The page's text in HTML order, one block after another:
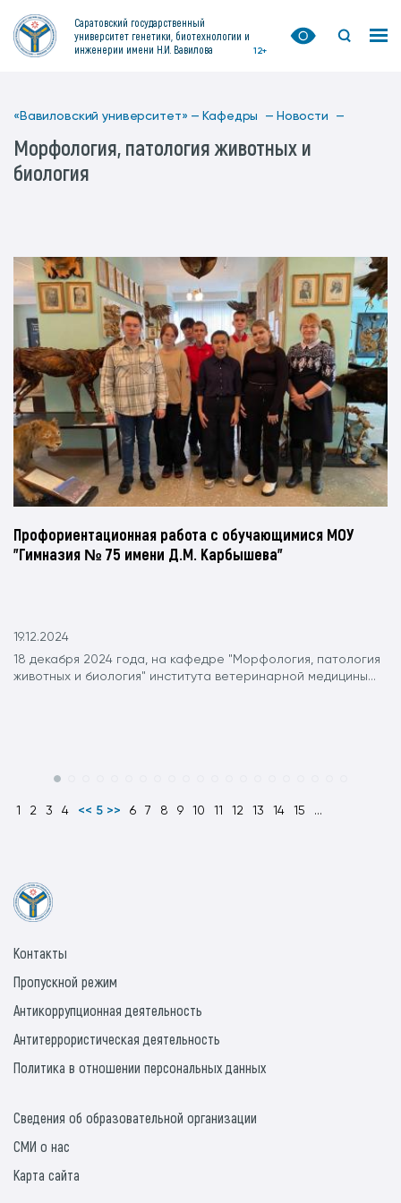
Саратовский государственный
университет генетики, биотехнологии и
инженерии имени Н.И. Вавилова
12+
«Вавиловский университет» — Кафедры — Новости —
Морфология, патология животных и
биология
Профориентационная работа с обучающимися МОУ
"Гимназия № 75 имени Д.М. Карбышева"
19.12.2024
18 декабря 2024 года, на кафедре "Морфология, патология
животных и биология" института ветеринарной медицины...
1 2 3 4 << 5 >> 6 7 8 9 10 11 12 13 14 15 ...
Контакты
Пропускной режим
Антикоррупционная деятельность
Антитеррористическая деятельность
Политика в отношении персональных данных
Сведения об образовательной организации
СМИ о нас
Карта сайта